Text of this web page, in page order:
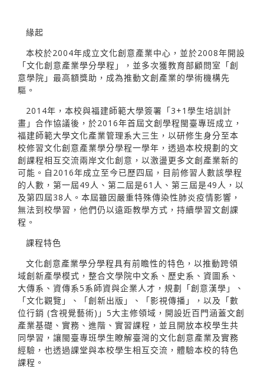
緣起
本校於2004年成立文化創意產業中心，並於2008年開設
「文化創意產業學分學程」，並多次獲教育部顧問室「創
意學院」最高額獎助，成為推動文創產業的學術機構先
驅。
2014年，本校與福建師範大學簽署「3+1學生培訓計
畫」合作協議後，於2016年首屆文創學程閩臺專班成立，
福建師範大學文化產業管理系大三生，以研修生身分至本
校修習文化創意產業學分學程一學年，透過本校規劃的文
創課程相互交流兩岸文化創意，以激盪更多文創產業新的
可能。自2016年成立至今已歷四屆，目前修習人數該學程
的人數，第一屆49人、第二屆是61人、第三屆是49人，以
及第四屆38人。本屆雖因嚴重特殊傳染性肺炎疫情影響，
無法到校學習，他們仍以遠距教學方式，持續學習文創課
程。
課程特色
文化創意產業學分學程具有前瞻性的特色，以推動跨領
域創新產學模式，整合文學院中文系、歷史系、資圖系、
大傳系、資傳系5系師資與企業人才，規劃「創意漢學」、
「文化觀覽」、「創新出版」、「影視傳播」，以及「數
位行銷 (含視覺藝術)」5大主修領域，開設近百門涵蓋文創
產業基礎、實務、進階、實習課程，並且開放本校學生共
同學習，讓閩臺專班學生瞭解臺灣的文化創意產業及實務
經驗，也透過課堂與本校學生相互交流，體驗本校的特色
課程。